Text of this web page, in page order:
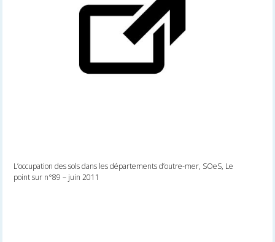
L’occupation des sols dans les départements d’outre-mer, SOeS, Le
point sur n°89 – juin 2011